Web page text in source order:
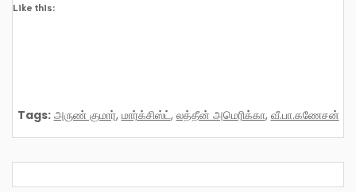
Like this:
Tags: அருண் குமார், மார்க்சிஸ்ட், லத்தீன் அமெரிக்கா, வீ.பா.கணேசன்